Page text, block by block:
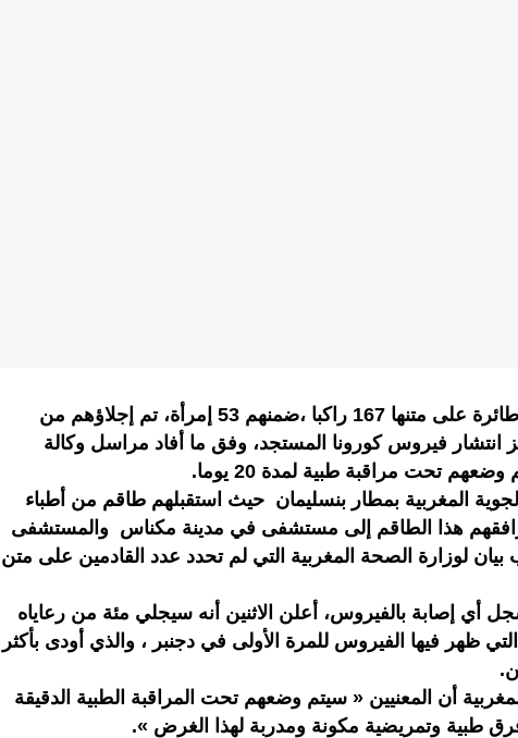
حطت الأحد في المغرب طائرة على متنها 167 راكبا ،ضمنهم 53 إمرأة، تم إجلاؤهم من
انتشار فيروس كورونا المستجد، وفق ما أفاد مراسل وكالة
تحت مراقبة طبية لمدة 20 يوما.
المغربية بمطار بنسليمان حيث استقبلهم طاقم من أطباء
هذا الطاقم إلى مستشفى في مدينة مكناس والمستشفى
لوزارة الصحة المغربية التي لم تحدد عدد القادمين على متن
أي إصابة بالفيروس، أعلن الاثنين أنه سيجلي مئة من رعاياه
ظهر فيها الفيروس للمرة الأولى في دجنبر ، والذي أودى بأكثر
أن المعنيين « سيتم وضعهم تحت المراقبة الطبية الدقيقة